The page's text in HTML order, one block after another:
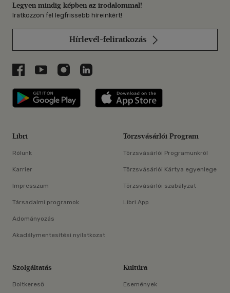
Legyen mindig képben az irodalommal!
Iratkozzon fel legfrissebb híreinkért!
Hírlevél-feliratkozás
Libri a Facebookon
Libri a Youtube-on
Libri az Instagramon
Libri a LinkedInen
Libri applikáció Szerezd meg: Google
Libri
Rólunk
Karrier
Impresszum
Társadalmi programok
Adományozás
Akadálymentesítési nyilatkozat
Törzsvásárlói Program
Törzsvásárlói Programunkról
Törzsvásárlói Kártya egyenlege
Törzsvásárlói szabályzat
Libri App
Szolgáltatás
Boltkereső
Kultúra
Események